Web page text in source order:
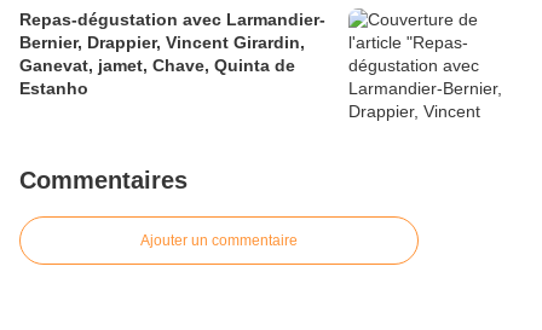
Repas-dégustation avec Larmandier-
Bernier, Drappier, Vincent Girardin,
Ganevat, jamet, Chave, Quinta de
Estanho
Commentaires
Ajouter un commentaire